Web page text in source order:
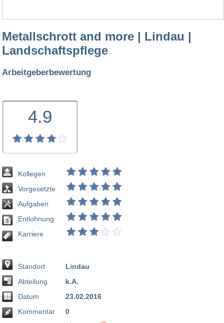
Metallschrott and more | Lindau |
Landschaftspflege
Arbeitgeberbewertung
4.9
Kollegen
Vorgesetzte
Aufgaben
Entlohnung
Karriere
Standort
Abteilung
Datum
Kommentar
Lindau
k.A.
23.02.2016
0